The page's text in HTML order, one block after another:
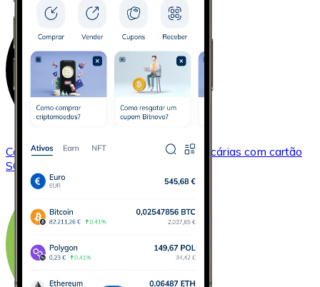
Comprar Solana com transferência bancárias com cartão
SOL